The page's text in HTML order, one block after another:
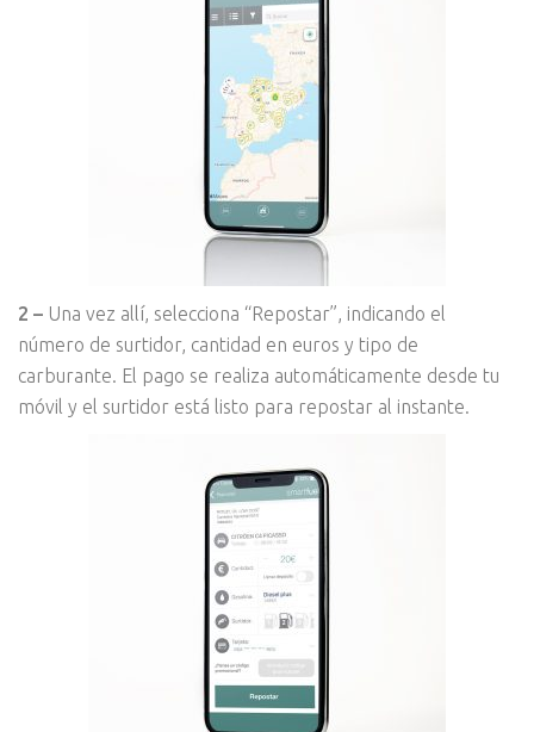
2 – Una vez allí, selecciona “Repostar”, indicando el
número de surtidor, cantidad en euros y tipo de
carburante. El pago se realiza automáticamente desde tu
móvil y el surtidor está listo para repostar al instante.